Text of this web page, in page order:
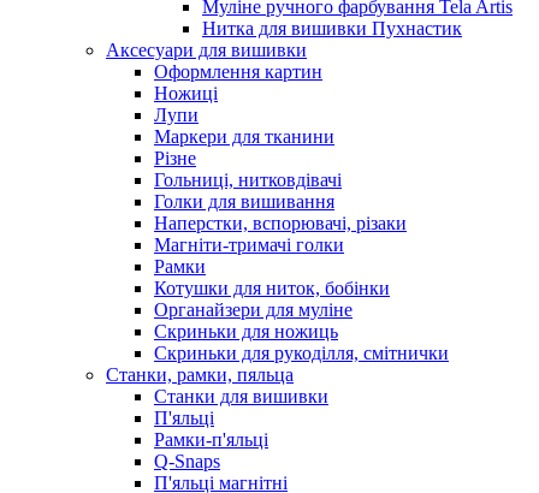
Муліне ручного фарбування Tela Artis
Нитка для вишивки Пухнастик
Аксесуари для вишивки
Оформлення картин
Ножиці
Лупи
Маркери для тканини
Різне
Гольниці, нитковдівачі
Голки для вишивання
Наперстки, вспорювачі, різаки
Магніти-тримачі голки
Рамки
Котушки для ниток, бобінки
Органайзери для муліне
Скриньки для ножиць
Скриньки для рукоділля, смітнички
Станки, рамки, пяльца
Станки для вишивки
П'яльці
Рамки-п'яльці
Q-Snaps
П'яльці магнітні